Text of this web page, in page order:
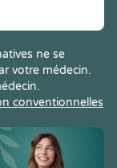
ne se
votre médecin.
conventionnelles